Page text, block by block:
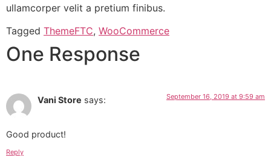
ullamcorper velit a pretium finibus.
Tagged ThemeFTC, WooCommerce
One Response
Vani Store says: September 16, 2019 at 9:59 am
Good product!
Reply